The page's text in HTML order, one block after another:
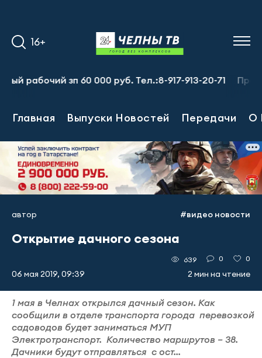
16+
зп 60 000 руб. Тел.:8-917-913-20-71
Главная Выпуски Новостей Передачи О
автор #видео новости
Открытие дачного сезона
06 мая 2019, 09:39
639 0 0
2 мин на чтение
1 мая в Челнах открылся дачный сезон. Как
сообщили в отделе транспорта города перевозкой
садоводов будет заниматься МУП
Электротранспорт. Количество маршрутов – 38.
Дачники будут отправляться с ост...